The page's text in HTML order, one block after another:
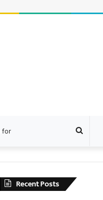
Search
for
Recent Posts